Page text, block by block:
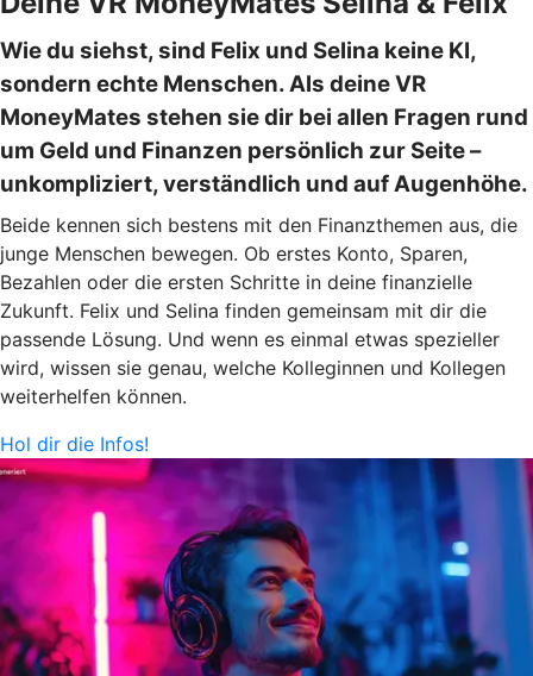
Wie du siehst, sind Felix und Selina keine KI,
sondern echte Menschen. Als deine VR
MoneyMates stehen sie dir bei allen Fragen rund
um Geld und Finanzen persönlich zur Seite –
unkompliziert, verständlich und auf Augenhöhe.
Beide kennen sich bestens mit den Finanzthemen aus, die
junge Menschen bewegen. Ob erstes Konto, Sparen,
Bezahlen oder die ersten Schritte in deine finanzielle
Zukunft. Felix und Selina finden gemeinsam mit dir die
passende Lösung. Und wenn es einmal etwas spezieller
wird, wissen sie genau, welche Kolleginnen und Kollegen
weiterhelfen können.
Hol dir die Infos!